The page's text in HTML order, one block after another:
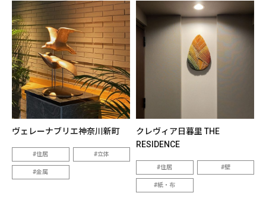
ヴェレーナブリエ神奈川新町
住居 立体
金属
クレヴィア日暮里 THE
RESIDENCE
住居 壁
紙・布